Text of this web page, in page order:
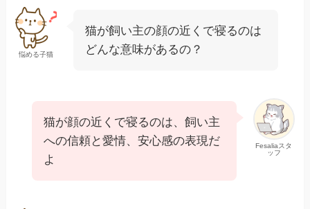
悩める子猫
猫が飼い主の顔の近くで寝るのは
どんな意味があるの？
Fesaliaスタ
ッフ
猫が顔の近くで寝るのは、飼い主
への信頼と愛情、安心感の表現だ
よ